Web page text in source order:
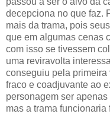
decepciona no que faz.
mais da trama, pois
que em algumas cenas
com isso se tivessem
uma reviravolta
conseguiu pela primeira
fraco e coadjuvante ao
personagem ser
mas a trama